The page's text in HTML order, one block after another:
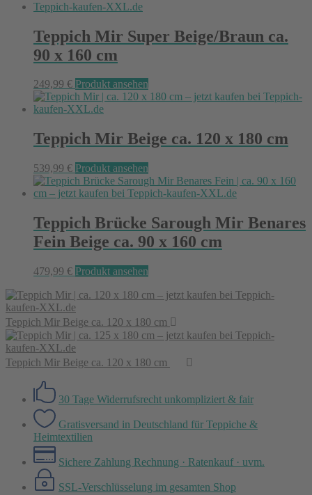
Teppich Mir Super Beige/Braun ca.
90 x 160 cm
249,99 € Produkt ansehen
Teppich Mir Beige ca. 120 x 180 cm
539,99 € Produkt ansehen
Teppich Brücke Sarough Mir Benares
Fein Beige ca. 90 x 160 cm
479,99 € Produkt ansehen
Teppich Mir Beige ca. 120 x 180 cm
Teppich Mir Beige ca. 120 x 180 cm
30 Tage Widerrufsrecht unkompliziert & fair
Gratisversand in Deutschland für Teppiche &
Heimtextilien
Sichere Zahlung Rechnung · Ratenkauf · uvm.
SSL-Verschlüsselung im gesamten Shop